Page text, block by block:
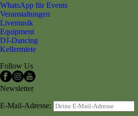
WhatsApp für Events
Veranstaltungen
Livemusik
Equipment
DJ-Dancing
Kellermiete
Follow Us
Newsletter
E-Mail-Adresse: